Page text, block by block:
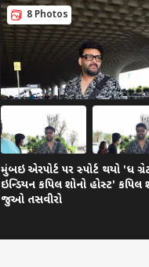
8 Photos
મુંબઇ એરપોર્ટ પર સ્પોર્ટ થયો 'ધ
ઇન્ડિયન કપિલ શોનો હોસ્ટ' કપિલ
જુઓ તસવીરો